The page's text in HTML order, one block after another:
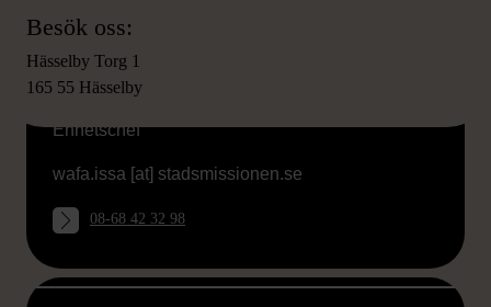
Besök oss:
Hässelby Torg 1
165 55 Hässelby
Wafa Issa
Enhetschef
wafa.issa [at] stadsmissionen.se
08-68 42 32 98